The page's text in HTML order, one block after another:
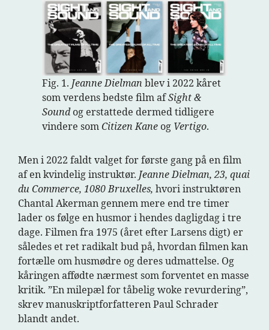
Fig. 1. Jeanne Dielmanblev i 2022 kåret
som verdens bedste film afSight &
Soundog erstattede dermed tidligere
vindere somCitizen Kane og Vertigo.
Men i 2022 faldt valget for første gang på en film
af en kvindelig instruktør. Jeanne Dielman, 23, quai
du Commerce, 1080 Bruxelles, hvori instruktøren
Chantal Akerman gennem mere end tre timer
lader os følge en husmor i hendes dagligdag i tre
dage. Filmen fra 1975 (året efter Larsens digt) er
således et ret radikalt bud på, hvordan filmen kan
fortælle om husmødre og deres udmattelse. Og
kåringen affødte nærmest som forventet en masse
kritik. ”En milepæl for tåbelig woke revurdering”,
skrev manuskriptforfatteren Paul Schrader
blandt andet.